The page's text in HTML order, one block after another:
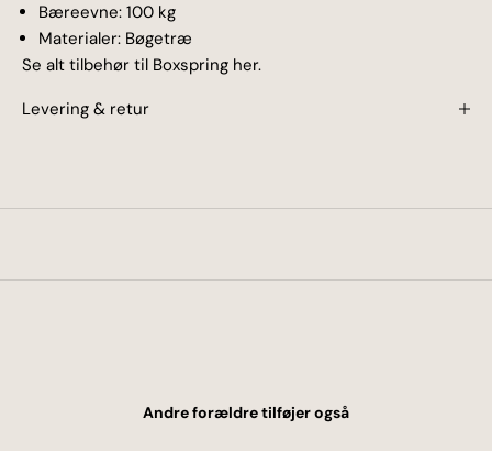
Bæreevne: 100 kg
Materialer: Bøgetræ
Se alt tilbehør til Boxspring her.
Levering & retur
Andre forældre tilføjer også